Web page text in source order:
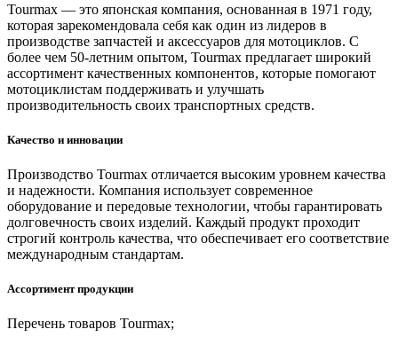
Tourmax — это японская компания, основанная в 1971 году,
которая зарекомендовала себя как один из лидеров в
производстве запчастей и аксессуаров для мотоциклов. С
более чем 50-летним опытом, Tourmax предлагает широкий
ассортимент качественных компонентов, которые помогают
мотоциклистам поддерживать и улучшать
производительность своих транспортных средств.
Качество и инновации
Производство Tourmax отличается высоким уровнем качества
и надежности. Компания использует современное
оборудование и передовые технологии, чтобы гарантировать
долговечность своих изделий. Каждый продукт проходит
строгий контроль качества, что обеспечивает его соответствие
международным стандартам.
Ассортимент продукции
Перечень товаров Tourmax;